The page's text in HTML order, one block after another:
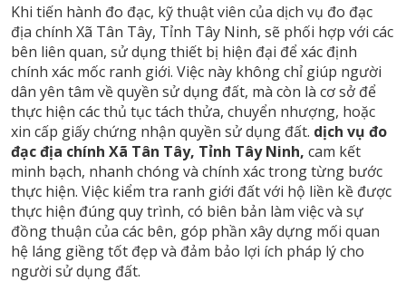
Khi tiến hành đo đạc, kỹ thuật viên của dịch vụ đo đạc
địa chính Xã Tân Tây, Tỉnh Tây Ninh, sẽ phối hợp với các
bên liên quan, sử dụng thiết bị hiện đại để xác định
chính xác mốc ranh giới. Việc này không chỉ giúp người
dân yên tâm về quyền sử dụng đất, mà còn là cơ sở để
thực hiện các thủ tục tách thửa, chuyển nhượng, hoặc
xin cấp giấy chứng nhận quyền sử dụng đất. dịch vụ đo
đạc địa chính Xã Tân Tây, Tỉnh Tây Ninh, cam kết
minh bạch, nhanh chóng và chính xác trong từng bước
thực hiện. Việc kiểm tra ranh giới đất với hộ liền kề được
thực hiện đúng quy trình, có biên bản làm việc và sự
đồng thuận của các bên, góp phần xây dựng mối quan
hệ láng giềng tốt đẹp và đảm bảo lợi ích pháp lý cho
người sử dụng đất.